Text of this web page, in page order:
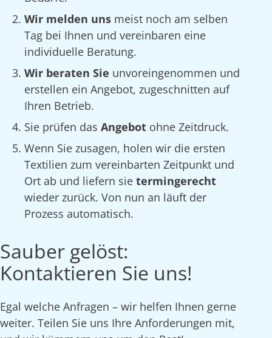
Wir melden uns meist noch am selben
Tag bei Ihnen und vereinbaren eine
individuelle Beratung.
Wir beraten Sie unvoreingenommen und
erstellen ein Angebot, zugeschnitten auf
Ihren Betrieb.
Sie prüfen das Angebot ohne Zeitdruck.
Wenn Sie zusagen, holen wir die ersten
Textilien zum vereinbarten Zeitpunkt und
Ort ab und liefern sie termingerecht
wieder zurück. Von nun an läuft der
Prozess automatisch.
Sauber gelöst:
Kontaktieren Sie uns!
Egal welche Anfragen – wir helfen Ihnen gerne
weiter. Teilen Sie uns Ihre Anforderungen mit,